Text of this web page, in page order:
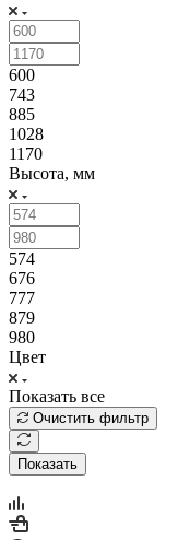
600
743
885
1028
1170
Высота, мм
574
676
777
879
980
Цвет
Показать все
Очистить фильтр
Показать